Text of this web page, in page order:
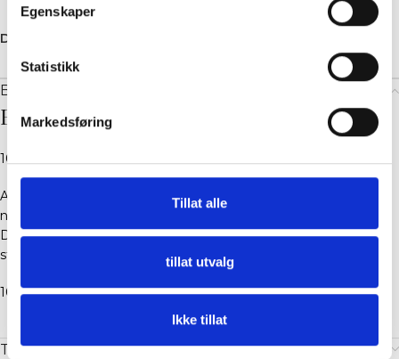
Egenskaper
Statistikk
Markedsføring
Tillat alle
tillat utvalg
Ikke tillat
Dele:
Beskrivelse
Beskrivelse
100% Fin Bomull
A lightweight tee crafted in a flamé cotton quality with a
naturally breathable feel and subtle textured surface.
Designed with a wide chest and a relaxed silhouette that falls
straight on the body.
100% very fine cotton single flamé
Tilleggsinformasjon